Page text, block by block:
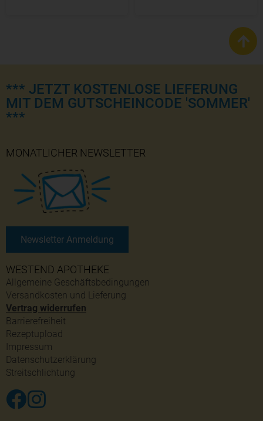
*** JETZT KOSTENLOSE LIEFERUNG
MIT DEM GUTSCHEINCODE 'SOMMER'
***
WESTEND APOTHEKE
Allgemeine Geschäftsbedingungen
Versandkosten und Lieferung
Vertrag widerrufen
Barrierefreiheit
Rezeptupload
Impressum
Datenschutzerklärung
Streitschlichtung
MONATLICHER NEWSLETTER
Newsletter Anmeldung